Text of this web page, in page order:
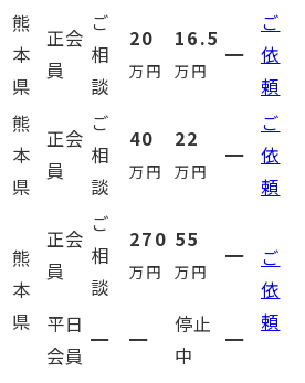
熊
本
県
正会
員
ご
相
談
20
万円
16.5
万円
━
ご
依
頼
熊
本
県
正会
員
ご
相
談
40
万円
22
万円
━
ご
依
頼
熊
本
県
正会
員
ご
相
談
270
万円
55
万円
━
ご
依
頼
平日
会員
━ ━
停止
中
━